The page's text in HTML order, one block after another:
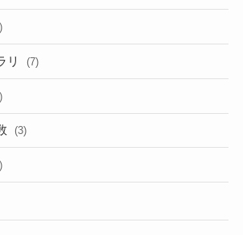
リ (7)
(3)